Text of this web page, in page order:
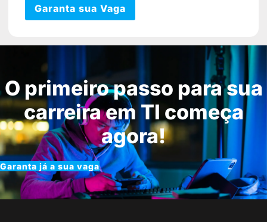
Garanta sua Vaga
O primeiro passo para sua
carreira em TI começa
agora!
Garanta já a sua vaga